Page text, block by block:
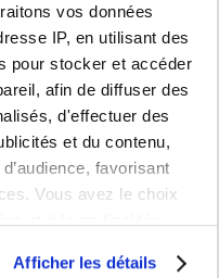
vos données
IP, en utilisant des
pour stocker et accéder
afin de diffuser des
d'effectuer des
et du contenu,
favorisant
Vous avez le choix
relative aux cookies
Afficher les détails
que l’ouverture
regarder de plus près les
plurielles des actions
sur la force émotionnelle
à mobiliser des réseaux plus
largement la force de frappe
28 rue Serpentes,